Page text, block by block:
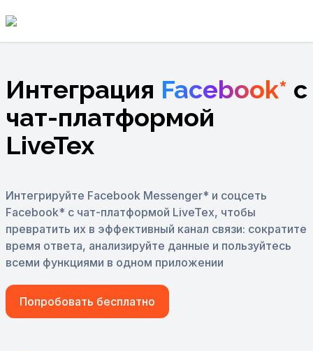
Интеграция Facebook* с
чат-платформой
LiveTex
Интегрируйте Facebook Messenger* и соцсеть
Facebook* с чат-платформой LiveTex, чтобы
превратить их в эффективный канал связи: сократите
время ответа, анализируйте данные и пользуйтесь
всеми функциями в одном приложении
Попробовать бесплатно